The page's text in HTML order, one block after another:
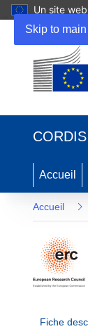
Skip to
Un site
une
fenêtre)
Accueil
Accueil
Fiche